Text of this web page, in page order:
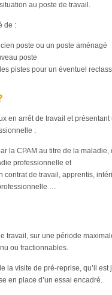
au poste de travail.
de :
poste ou un poste aménagé
poste
pistes pour un éventuel
en arrêt de travail et présentant
:
la CPAM au titre de la maladie,
professionnelle et
contrat de travail, apprentis,
…
travail, sur une période
ou fractionnables.
la visite de pré-reprise, qu’il est
en place d’un essai encadré.